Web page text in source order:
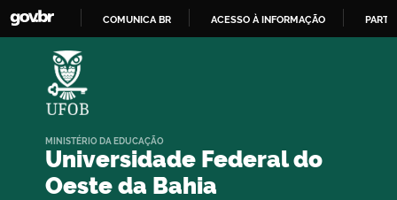
COMUNICA BR ACESSO À INFORMAÇÃO
Universidade Federal do
Oeste da Bahia
MINISTÉRIO DA EDUCAÇÃO